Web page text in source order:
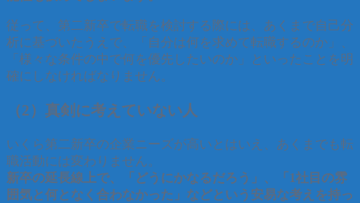
従って、第二新卒で転職を検討する際には、あくまで自己分
析に基づいたうえで、「自分は何を求めて転職するのか」、
「様々な条件の中で何を優先したいのか」といったことを明
確にしなければなりません。
（2）真剣に考えていない人
いくら第二新卒の企業ニーズが高いとはいえ、あくまでも転
職活動には変わりません。
新卒の延長線上で、「どうにかなるだろう」、「1社目の雰
囲気と何となく合わなかった」などという安易な考えを持っ